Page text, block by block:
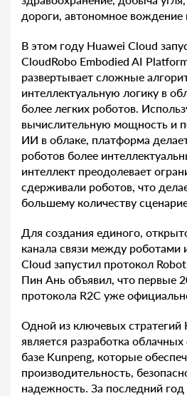
дороги, автономное вождение
В этом году Huawei Cloud
CloudRobo Embodied AI
развертывает сложные
интеллектуальную логику в
более легких роботов.
вычислительную мощность и
ИИ в облаке, платформа
роботов более
интеллект преодолевает
сдерживали роботов, что
большему количеству
Для создания единого,
канала связи между роботами
Cloud запустил протокол
Пин Ань объявил, что первые
протокола R2C уже
Одной из ключевых стратегий
является разработка
базе Kunpeng, которые
производительность,
надежность. За последний год